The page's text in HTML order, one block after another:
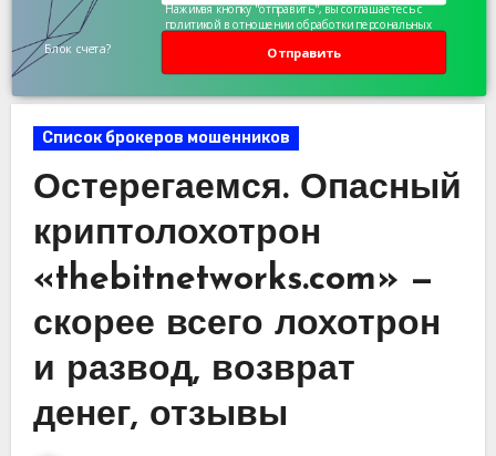
Блок счета? Отправить
Нажимая кнопку "отправить", вы соглашаетесь с
политикой в отношении обработки персональных
Список брокеров мошенников
Остерегаемся. Опасный
криптолохотрон
«thebitnetworks.com» —
скорее всего лохотрон
и развод, возврат
денег, отзывы